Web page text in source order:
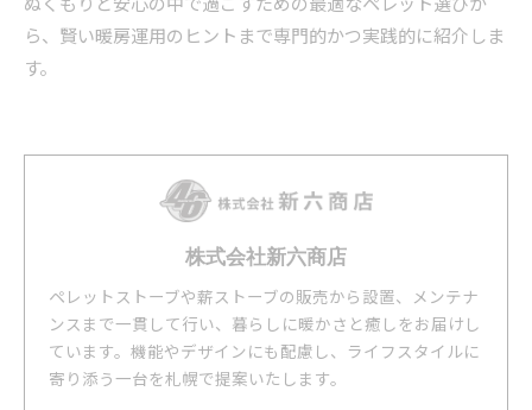
ら、賢い暖房運用のヒントまで専門的かつ実践的に紹介しま
す。
株式会社新六商店
ペレットストーブや薪ストーブの販売から設置、メンテナ
ンスまで一貫して行い、暮らしに暖かさと癒しをお届けし
ています。機能やデザインにも配慮し、ライフスタイルに
寄り添う一台を札幌で提案いたします。